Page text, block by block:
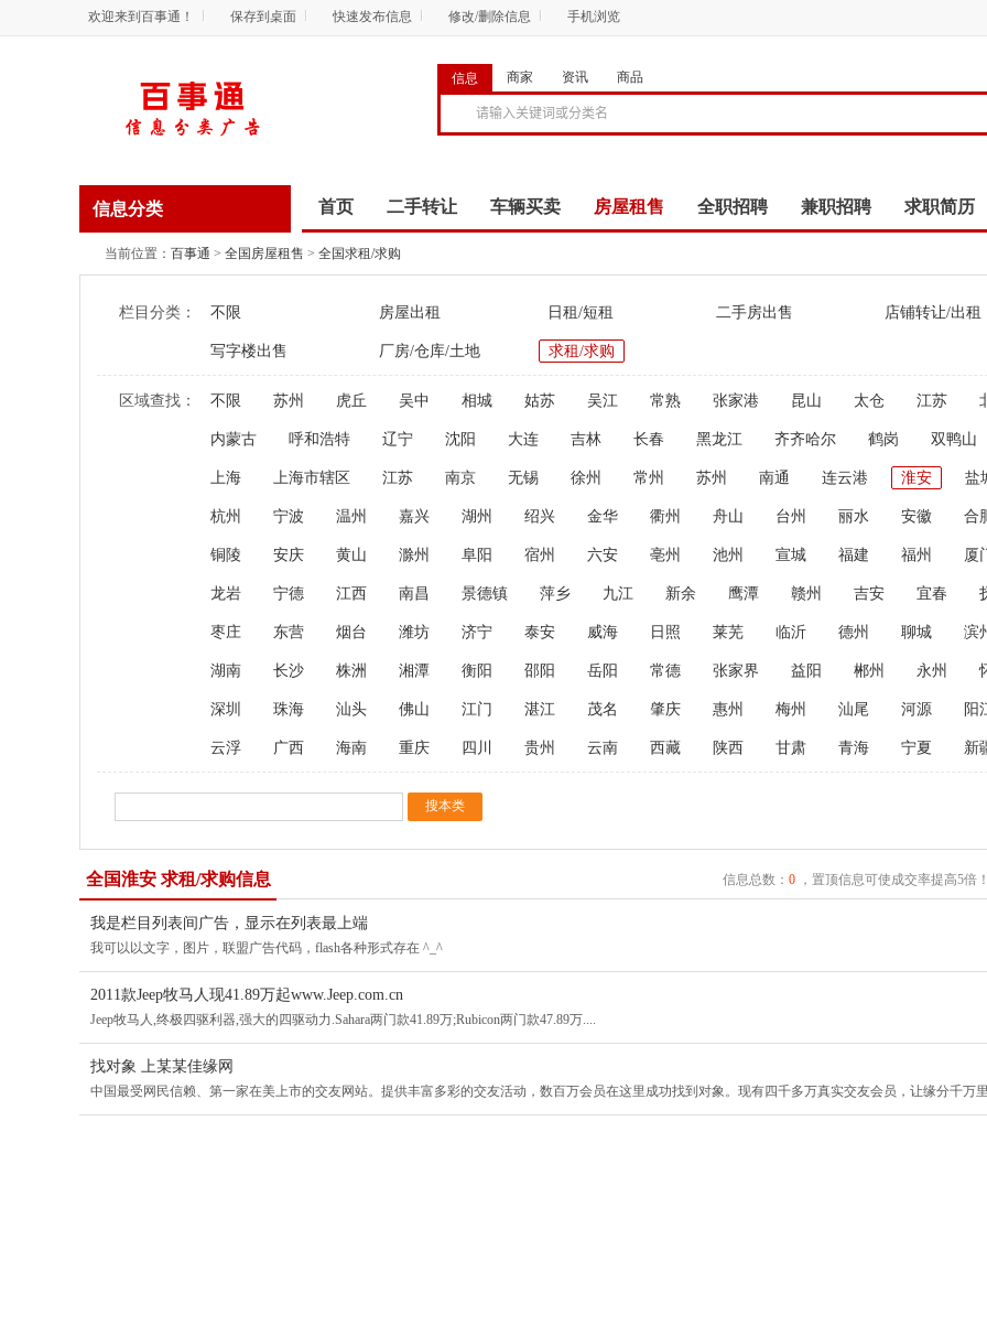
欢迎来到百事通！ 保存到桌面 快速发布信息 修改/删除信息 手机浏览
信息 商家 资讯 商品
信息分类 首页 二手转让 车辆买卖 房屋租售 全职招聘 兼职招聘 求职简历
商务服务
当前位置： 百事通 > 全国房屋租售 > 全国求租/求购
栏目分类： 不限 房屋出租 日租/短租 二手房出售 店铺转让/出租
写字楼出售 厂房/仓库/土地 求租/求购
区域查找： 不限 苏州 虎丘 吴中 相城 姑苏 吴江 常熟 张家港 昆山 太仓 江苏
内蒙古 呼和浩特 辽宁 沈阳 大连 吉林 长春 黑龙江 齐齐哈尔 鹤岗 双鸭山
上海 上海市辖区 江苏 南京 无锡 徐州 常州 苏州 南通 连云港 淮安 盐
杭州 宁波 温州 嘉兴 湖州 绍兴 金华 衢州 舟山 台州 丽水 安徽 合
铜陵 安庆 黄山 滁州 阜阳 宿州 六安 亳州 池州 宣城 福建 福州 厦
龙岩 宁德 江西 南昌 景德镇 萍乡 九江 新余 鹰潭 赣州 吉安 宜春
枣庄 东营 烟台 潍坊 济宁 泰安 威海 日照 莱芜 临沂 德州 聊城 滨
湖南 长沙 株洲 湘潭 衡阳 邵阳 岳阳 常德 张家界 益阳 郴州 永州
深圳 珠海 汕头 佛山 江门 湛江 茂名 肇庆 惠州 梅州 汕尾 河源 阳
云浮 广西 海南 重庆 四川 贵州 云南 西藏 陕西 甘肃 青海 宁夏 新
全国淮安 求租/求购信息 信息总数： 0，置顶信息可使成交率提高5倍
我是栏目列表间广告，显示在列表最上端
我可以以文字，图片，联盟广告代码，flash各种形式存在 ^_^
2011款Jeep牧马人现41.89万起www.Jeep.com.cn
Jeep牧马人,终极四驱利器,强大的四驱动力.Sahara两门款41.89万;Rubicon两门款47.89万....
找对象 上某某佳缘网
中国最受网民信赖、第一家在美上市的交友网站。提供丰富多彩的交友活动，数百万会员在这里成功找到对象。现有四千多万真实交友会员，让缘分千万